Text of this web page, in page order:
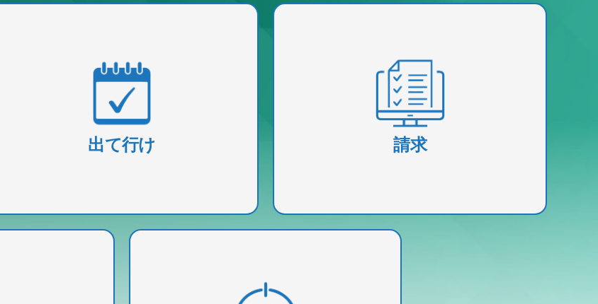
出て行け
従業員の休暇管理を効率的にし、リクエス
ト、追跡、承認のプロセスをワンクリック
で簡素化します。
請求
複雑なクレームシナリオを容易に処理でき
る高度なツールと分析機能を提供します。